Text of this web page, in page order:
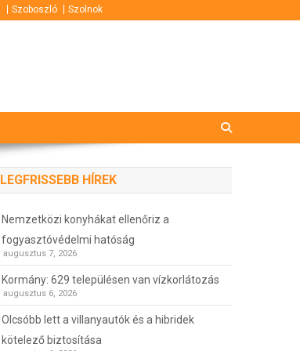
Szoboszló Szolnok
LEGFRISSEBB HÍREK
Nemzetközi konyhákat ellenőriz a
fogyasztóvédelmi hatóság
augusztus 7, 2026
Kormány: 629 településen van vízkorlátozás
augusztus 6, 2026
Olcsóbb lett a villanyautók és a hibridek
kötelező biztosítása